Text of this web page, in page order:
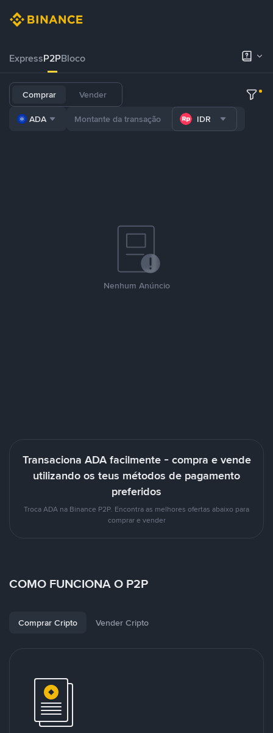
ExpressP2PBloco
Comprar Vender
ADA IDR
Nenhum Anúncio
Transaciona ADA facilmente - compra e vende
utilizando os teus métodos de pagamento
preferidos
Troca ADA na Binance P2P. Encontra as melhores ofertas abaixo para
comprar e vender
COMO FUNCIONA O P2P
Comprar Cripto Vender Cripto